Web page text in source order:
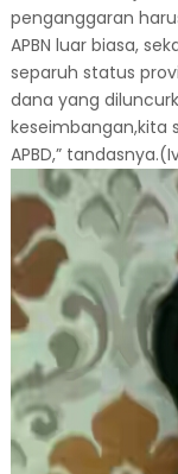
penganggaran
APBN luar biasa,
separuh status
dana yang
keseimbangan,kita
APBD,”